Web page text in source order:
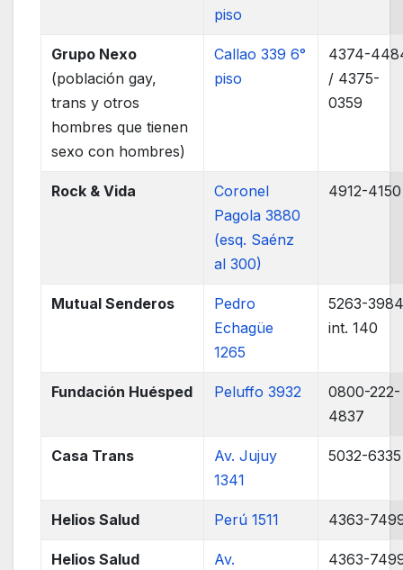
piso
Grupo Nexo
(población gay,
trans y otros
hombres que tienen
sexo con hombres)
Callao 339 6°
piso
4374-
/ 4375-
0359
Rock & Vida
Coronel
Pagola 3880
(esq. Saénz
al 300)
4912-4150
Mutual Senderos
Pedro
Echagüe
1265
5263-
int. 140
Fundación Huésped Peluffo 3932
0800-222-
4837
Casa Trans
Av. Jujuy
1341
5032-6335
Helios Salud Perú 1511 4363-
Helios Salud
Av.
4363-